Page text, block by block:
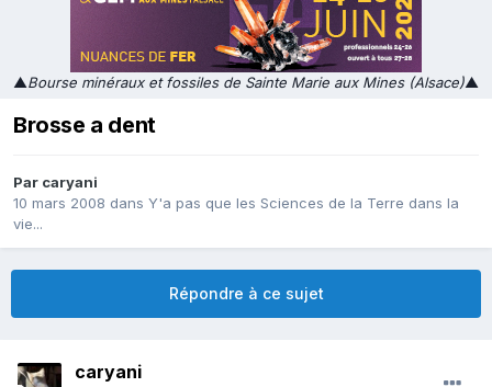
▲Bourse minéraux et fossiles de Sainte Marie aux Mines (Alsace)▲
Brosse a dent
Par caryani
10 mars 2008 dans Y'a pas que les Sciences de la Terre dans la
vie...
Répondre à ce sujet
caryani